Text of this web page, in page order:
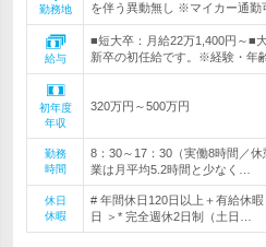
勤務地
を伴う異動無し ※マイカー通勤
給与
■短大卒：月給22万1,400円～■
新卒の初任給です。※経験・年
初年度
年収
320万円～500万円
勤務
時間
8：30～17：30（実働8時間／
業は月平均5.2時間と少なく…
休日
休暇
# 年間休日120日以上＋有給休
日 ＞* 完全週休2日制（土日…